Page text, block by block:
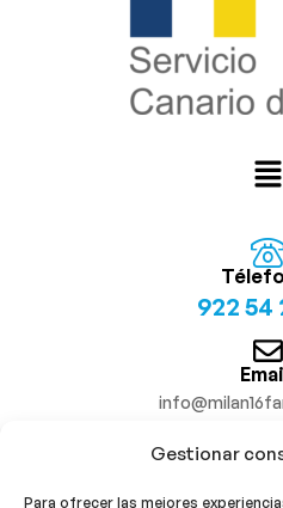
Gestionar
Para ofrecer las mejores
922 54